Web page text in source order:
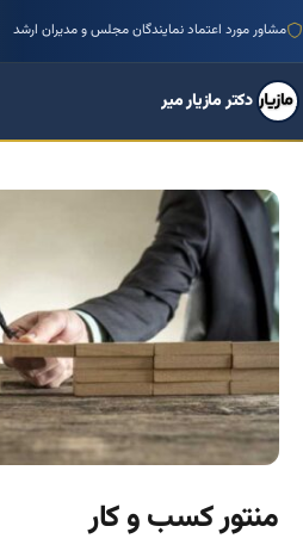
منتور بیش از ۱۰۰۰ کسب‌وکار ایرانی
دکتر مازیار میر
منتور کسب و کار